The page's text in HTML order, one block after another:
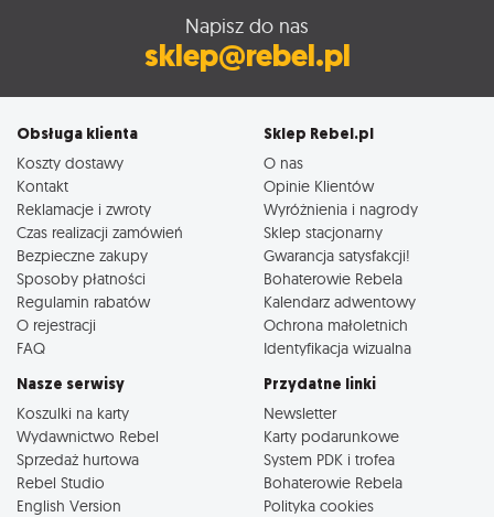
Napisz do nas
sklep@rebel.pl
Obsługa klienta
Koszty dostawy
Kontakt
Reklamacje i zwroty
Czas realizacji zamówień
Bezpieczne zakupy
Sposoby płatności
Regulamin rabatów
O rejestracji
FAQ
Sklep Rebel.pl
O nas
Opinie Klientów
Wyróżnienia i nagrody
Sklep stacjonarny
Gwarancja satysfakcji!
Bohaterowie Rebela
Kalendarz adwentowy
Ochrona małoletnich
Identyfikacja wizualna
Nasze serwisy
Koszulki na karty
Wydawnictwo Rebel
Sprzedaż hurtowa
Rebel Studio
English Version
Przydatne linki
Newsletter
Karty podarunkowe
System PDK i trofea
Bohaterowie Rebela
Polityka cookies